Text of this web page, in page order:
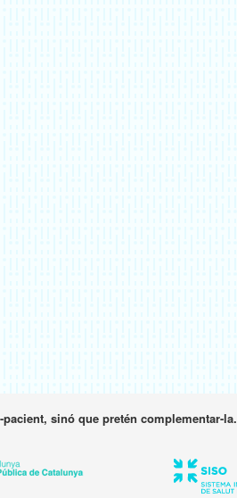
sinó que pretén complementar-la.